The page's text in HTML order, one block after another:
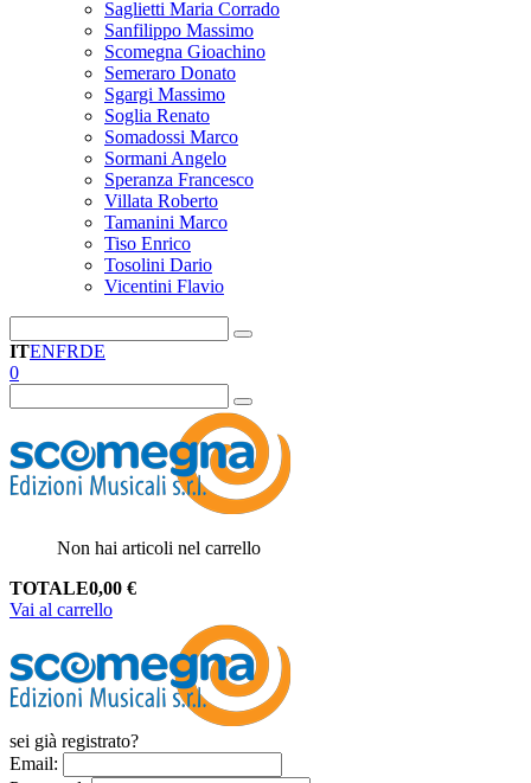
Saglietti Maria Corrado
Sanfilippo Massimo
Scomegna Gioachino
Semeraro Donato
Sgargi Massimo
Soglia Renato
Somadossi Marco
Sormani Angelo
Speranza Francesco
Villata Roberto
Tamanini Marco
Tiso Enrico
Tosolini Dario
Vicentini Flavio
ITENFRDE
0
Non hai articoli nel carrello
TOTALE0,00 €
Vai al carrello
sei già registrato?
Email: